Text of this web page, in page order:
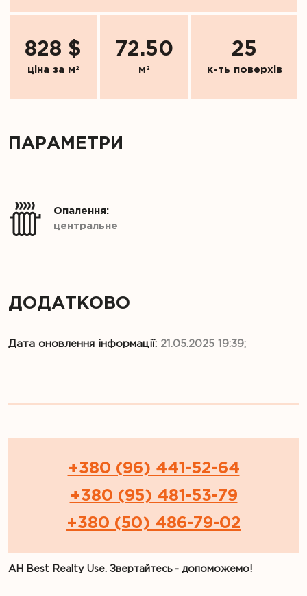
828 $
ціна за м 2
72.50
м 2
25
к-ть поверхів
ПАРАМЕТРИ
центральне
Опалення:
ДОДАТКОВО
Дата оновлення інформації: 21.05.2025 19:39;
+380 (96) 441-52-64
+380 (95) 481-53-79
+380 (50) 486-79-02
АН Best Realty Use. Звертайтесь - допоможемо!